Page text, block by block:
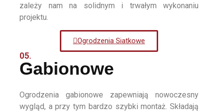
zależy nam na solidnym i trwałym wykonaniu
projektu.
Ogrodzenia Siatkowe
05.
Gabionowe
Ogrodzenia gabionowe zapewniają nowoczesny
wygląd, a przy tym bardzo szybki montaż. Składają